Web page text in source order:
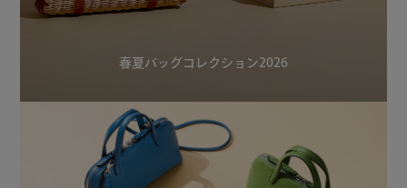
春夏バッグコレクション2026